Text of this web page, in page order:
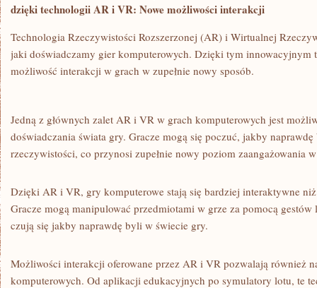
dzięki technologii AR i VR: ⁤Nowe możliwości interakcji
Technologia Rzeczywistości Rozszerzonej (AR) i Wirtualnej
jaki doświadczamy gier komputerowych. Dzięki tym innowacyjnym
możliwość interakcji w grach w zupełnie nowy‍ sposób.
Jedną z głównych zalet AR i VR w grach komputerowych jest
doświadczania świata gry. Gracze mogą się poczuć,⁤ jakby
rzeczywistości, co przynosi zupełnie nowy poziom zaangażowania
Dzięki‌ AR i⁣ VR, gry komputerowe stają się bardziej interaktywne
Gracze‌ mogą manipulować przedmiotami w grze za pomocą
czują się jakby naprawdę byli w​ świecie gry.
Możliwości interakcji oferowane przez AR i VR pozwalają również
komputerowych.⁢ Od aplikacji edukacyjnych po symulatory lotu, te